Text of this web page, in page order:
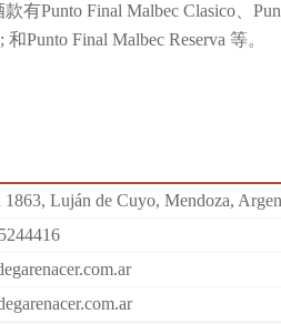
有Punto Final Malbec Clasico、
Punto Final Malbec Reserva 等。
1863, Luján de Cuyo, Mendoza,